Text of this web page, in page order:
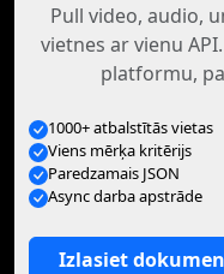
Pull video, audio,
vietnes ar vienu
platformu,
1000+ atbalstītās vietas
Viens mērķa kritērijs
Paredzamais JSON
Async darba apstrāde
Izlasiet